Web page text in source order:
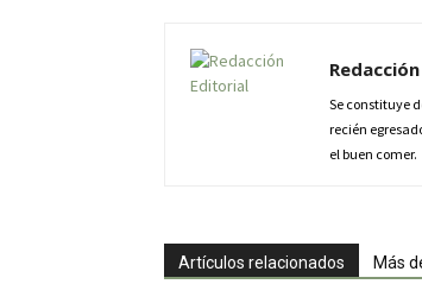
Se constituye
recién
el buen comer.
Artículos relacionados Más